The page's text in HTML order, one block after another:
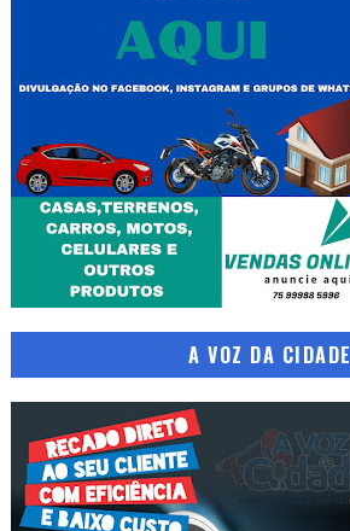
A VOZ DA CIDADE